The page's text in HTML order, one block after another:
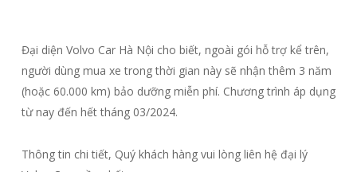
Đại diện Volvo Car Hà Nội cho biết, ngoài gói hỗ trợ kể trên,
người dùng mua xe trong thời gian này sẽ nhận thêm 3 năm
(hoặc 60.000 km) bảo dưỡng miễn phí. Chương trình áp dụng
từ nay đến hết tháng 03/2024.
Thông tin chi tiết, Quý khách hàng vui lòng liên hệ đại lý